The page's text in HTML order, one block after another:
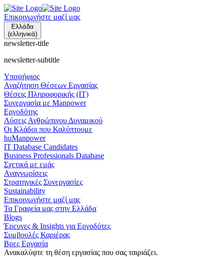
Επικοινωνήστε μαζί μας
Ελλάδα
(ελληνικά)
newsletter-title
newsletter-subtitle
Υποψήφιος
Αναζήτηση Θέσεων Εργασίας
Θέσεις Πληροφορικής (IT)
Συνεργασία με Manpower
Εργοδότης
Λύσεις Ανθρώπινου Δυναμικού
Οι Κλάδοι που Καλύπτουμε
huManpower
IT Database Candidates
Business Professionals Database
Σχετικά με εμάς
Αναγνωρίσεις
Στρατηγικές Συνεργασίες
Sustainability
Επικοινωνήστε μαζί μας
Τα Γραφεία μας στην Ελλάδα
Blogs
Έρευνες & Insights για Εργοδότες
Συμβουλές Καριέρας
Βρες Εργασία
Ανακαλύψτε τη θέση εργασίας που σας ταιριάζει.